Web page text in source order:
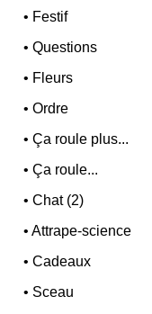
• Festif
•Questions
• Fleurs
•Ordre
•Ça roule plus...
•Ça roule...
•Chat (2)
•Attrape-science
•Cadeaux
• Sceau